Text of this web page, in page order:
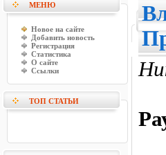
МЕНЮ
Новое на сайте
Добавить новость
Регистрация
Статистика
О сайте
Ссылки
ТОП СТАТЬИ